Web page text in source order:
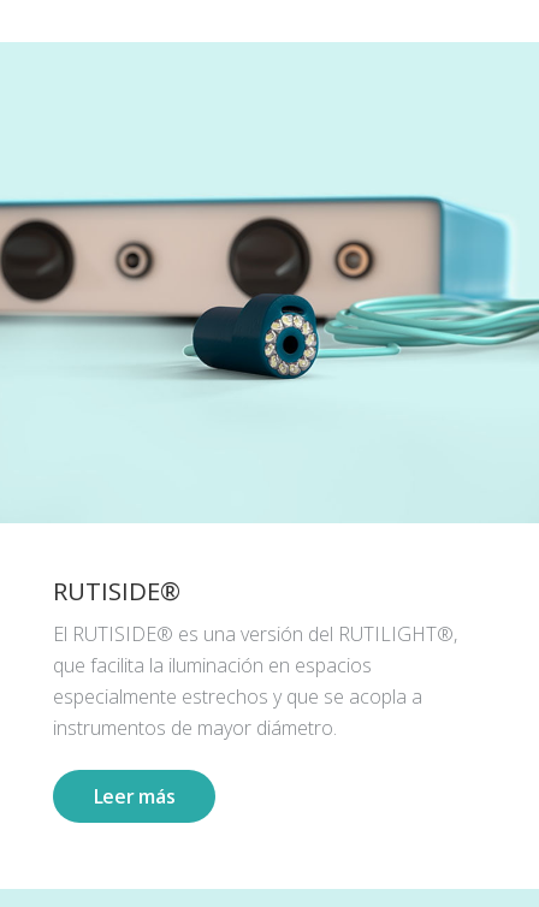
RUTISIDE®
El RUTISIDE® es una versión del RUTILIGHT®,
que facilita la iluminación en espacios
especialmente estrechos y que se acopla a
instrumentos de mayor diámetro.
Leer más